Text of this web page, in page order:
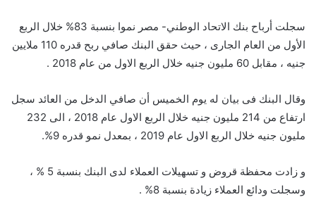
سجلت أرباح بنك الاتحاد الوطني- مصر نموا بنسبة 83% خلال الربع
الأول من العام الجارى ، حيث حقق البنك صافي ربح قدره 110 ملايين
جنيه ، مقابل 60 مليون جنيه خلال الربع الاول من عام 2018 .
وقال البنك فى بيان له يوم الخميس أن صافي الدخل من العائد سجل
ارتفاع من 214 مليون جنيه خلال الربع الاول عام 2018 ، الى 232
مليون جنيه خلال الربع الاول عام 2019 ، بمعدل نمو قدره 9%.
و زادت محفظة قروض و تسهيلات العملاء لدى البنك بنسبة 5 % ،
وسجلت ودائع العملاء زيادة بنسبة 8% .